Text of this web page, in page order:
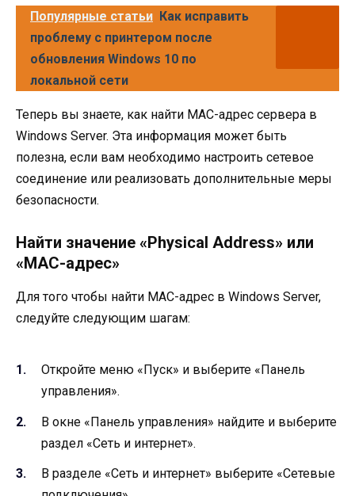
Популярные статьи Как исправить
проблему с принтером после
обновления Windows 10 по
локальной сети
Теперь вы знаете, как найти MAC-адрес сервера в
Windows Server. Эта информация может быть
полезна, если вам необходимо настроить сетевое
соединение или реализовать дополнительные меры
безопасности.
Найти значение «Physical Address» или
«MAC-адрес»
Для того чтобы найти MAC-адрес в Windows Server,
следуйте следующим шагам:
Откройте меню «Пуск» и выберите «Панель
управления».
В окне «Панель управления» найдите и выберите
раздел «Сеть и интернет».
В разделе «Сеть и интернет» выберите «Сетевые